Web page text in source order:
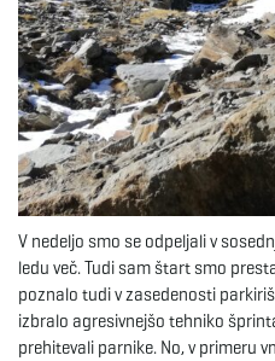
V nedeljo smo se odpeljali v
ledu več. Tudi sam štart smo
poznalo tudi v zasedenosti
izbralo agresivnejšo tehniko
prehitevali parnike. No, v primeru